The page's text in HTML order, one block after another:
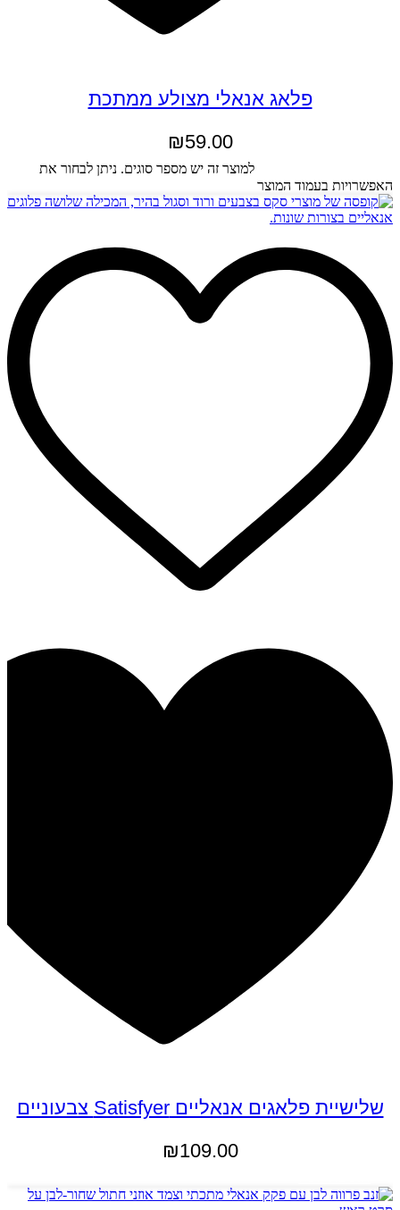
פלאג אנאלי מצולע ממתכת
₪59.00
למוצר זה יש מספר סוגים. ניתן לבחור את
האפשרויות בעמוד המוצר
שלישיית פלאגים אנאליים Satisfyer צבעוניים
₪109.00